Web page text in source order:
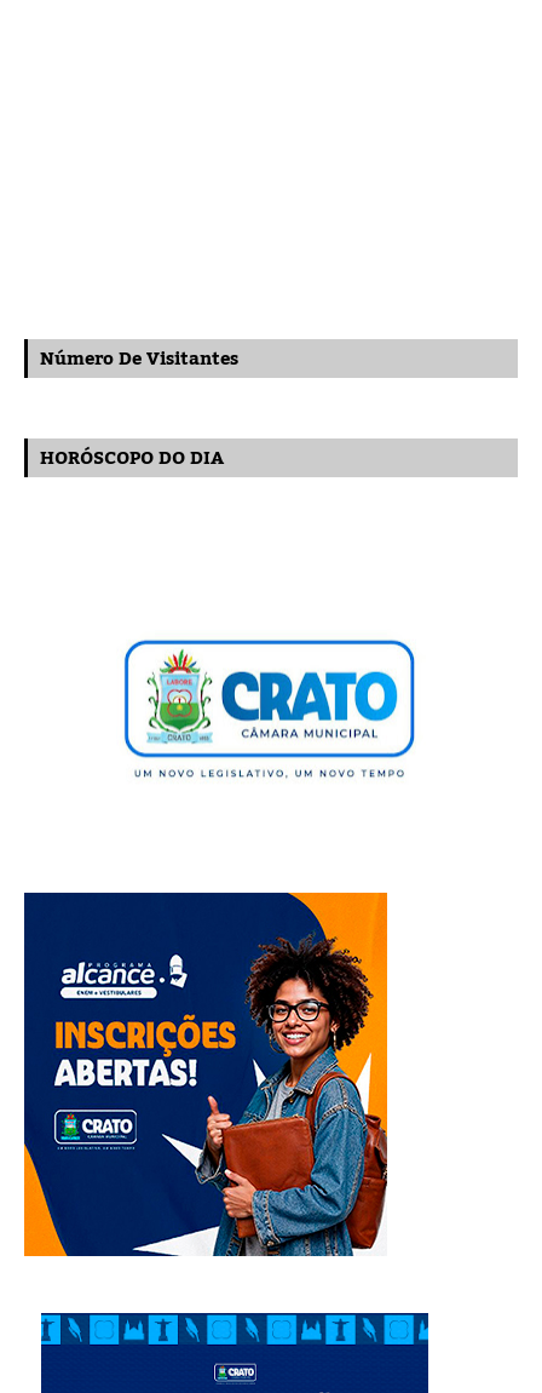
Número De Visitantes
HORÓSCOPO DO DIA